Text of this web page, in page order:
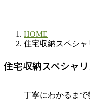
HOME
住宅収納スペシャ
住宅収納スペシャ
丁寧にわかるまで